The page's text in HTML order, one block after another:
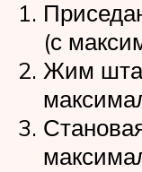
(с
Жим